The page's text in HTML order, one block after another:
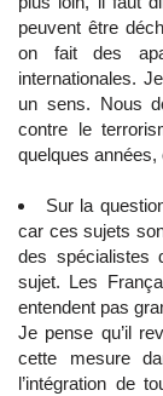
peuvent être
on fait des
internationales.
un sens. Nous
contre le
quelques
Sur la
car ces sujets
des spécialistes
sujet. Les
entendent pas
Je pense qu’il
cette mesure
l’intégration de